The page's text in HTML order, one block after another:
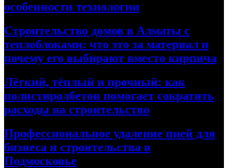
особенности технологии
Строительство домов в Алматы с
теплоблоками: что это за материал и
почему его выбирают вместо кирпича
Лёгкий, тёплый и прочный: как
полистиролбетон помогает сократить
расходы на строительство
Профессиональное удаление пней для
бизнеса и строительства в
Подмосковье